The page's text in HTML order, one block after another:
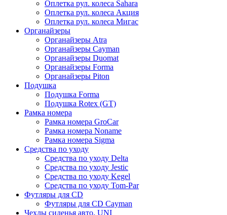
Оплетка рул. колеса Sahara
Оплетка рул. колеса Акция
Оплетка рул. колеса Мигас
Органайзеры
Органайзеры Atra
Органайзеры Cayman
Органайзеры Duomat
Органайзеры Forma
Органайзеры Piton
Подушка
Подушка Forma
Подушка Rotex (GT)
Рамка номера
Рамка номера GroCar
Рамка номера Noname
Рамка номера Sigma
Средства по уходу
Средства по уходу Delta
Средства по уходу Jestic
Средства по уходу Kegel
Средства по уходу Tom-Par
Футляры для CD
Футляры для CD Cayman
Чехлы сиденья авто. UNI